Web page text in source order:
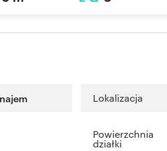
Lokalizacja
Powierzchnia
działki